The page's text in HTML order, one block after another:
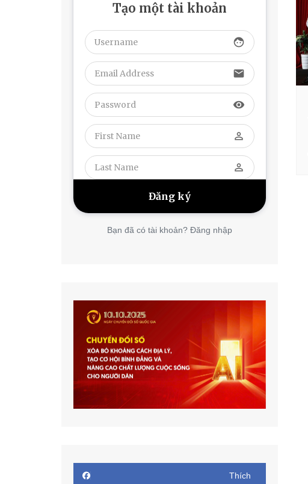
Tạo một tài khoản
face
email
visibility
perm_identity
perm_identity
Bạn đã có tài khoản? Đăng nhập
Thích